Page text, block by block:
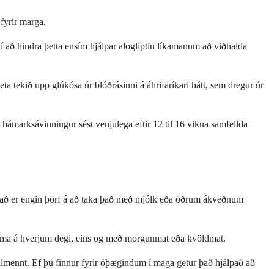
marga.
hindra þetta ensím hjálpar alogliptin líkamanum að viðhalda
tekið upp glúkósa úr blóðrásinni á áhrifaríkari hátt, sem dregur úr
sést venjulega eftir 12 til 16 vikna samfellda
er engin þörf á að taka það með mjólk eða öðrum ákveðnum
á hverjum degi, eins og með morgunmat eða kvöldmat.
Ef þú finnur fyrir óþægindum í maga getur það hjálpað að